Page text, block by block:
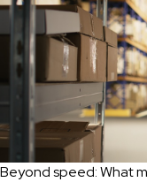
Beyond speed: What